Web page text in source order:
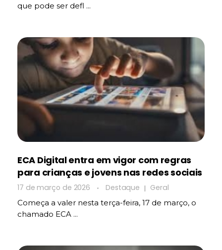
que pode ser defl ...
ECA Digital entra em vigor com regras
para crianças e jovens nas redes sociais
17 de março de 2026 Destaque Geral
Começa a valer nesta terça-feira, 17 de março, o
chamado ECA ...